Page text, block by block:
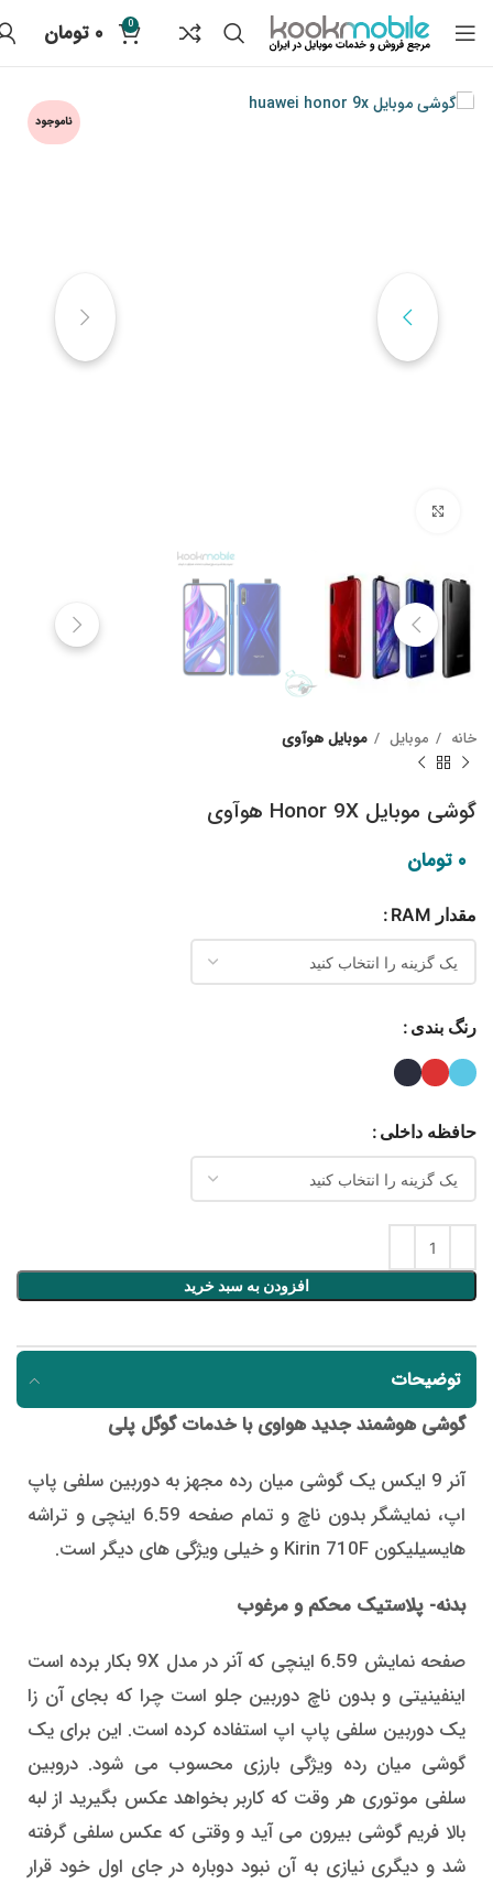
0 ۰ تومان
ناموجود
خانه موبایل موبایل هوآوی
گوشی موبایل Honor 9X هوآوی
۰ تومان
مقدار RAM
رنگ بندی
حافظه داخلی
افزودن به سبد خرید
توضیحات
گوشی هوشمند جدید هواوی با خدمات گوگل پلی
آنر 9 ایکس یک گوشی میان رده مجهز به دوربین سلفی پاپ
اپ، نمایشگر بدون ناچ و تمام صفحه 6.59 اینچی و تراشه
های­سیلیکون Kirin 710F و خیلی ویژگی های دیگر است.
بدنه- پلاستیک محکم و مرغوب
صفحه نمایش 6.59 اینچی که آنر در مدل 9X بکار برده است
اینفینیتی و بدون ناچ دوربین جلو است چرا که بجای آن زا
یک دوربین سلفی پاپ اپ استفاده کرده است. این برای یک
گوشی میان رده ویژگی بارزی محسوب می شود. دروبین
سلفی موتوری هر وقت که کاربر بخواهد عکس بگیرید از لبه
بالا فریم گوشی بیرون می آید و وقتی که عکس سلفی گرفته
شد و دیگری نیازی به آن نبود دوباره در جای اول خود قرار